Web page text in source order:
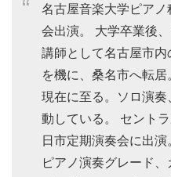
名古屋音楽大学ピア
会出演。 大学卒業後
講師として名古屋市
を機に、桑名市へ転
現在に至る。ソロ演
動している。 セント
日市定期演奏会に出演
ピアノ演奏グレード、